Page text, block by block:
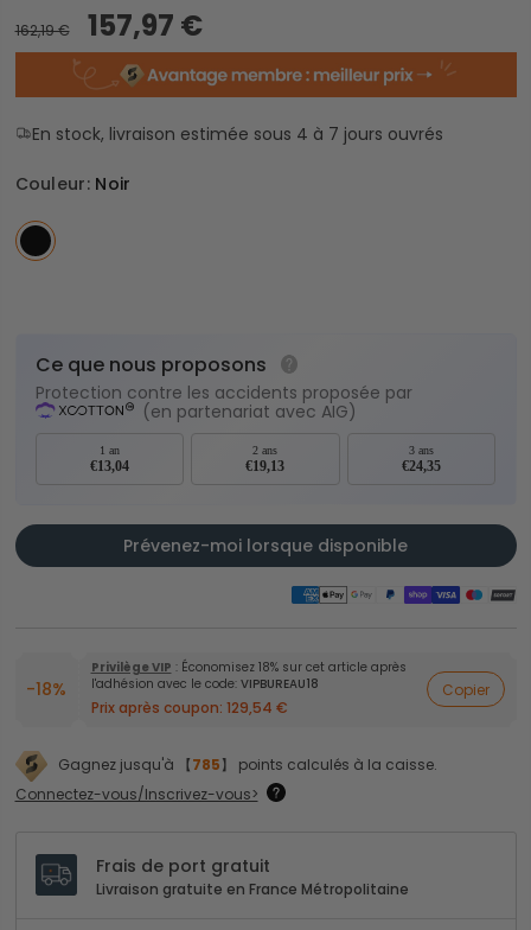
162,19 € 157,97 €
En stock, livraison estimée sous 4 à 7 jours ouvrés
Couleur: Noir
Ce que nous proposons
Protection contre les accidents proposée par
(en partenariat avec AIG)
1 an
€13,04
2 ans
€19,13
3 ans
€24,35
Prévenez-moi lorsque disponible
-18%
Privilège VIP : Économisez 18% sur cet article après
l'adhésion avec le code: VIPBUREAU18
Prix après coupon: 129,54 €
Copier
Gagnez jusqu'à 【785】 points calculés à la caisse.
Connectez-vous/Inscrivez-vous>
Frais de port gratuit
Livraison gratuite en France Métropolitaine